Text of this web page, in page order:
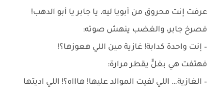
عرفت إنت محروق من أبويا ليه، يا جابر يا أبو الدهب!
فصرخ جابر، والغضب ينهش صوته:
– إنت واحدة كدابة! غازية مين اللي هعوزها؟!
فهتفت هي بغلٍّ يقطر مرارة:
– الغازية… اللي لفيت الموالد عليها! هاااه؟! اللي اديتها